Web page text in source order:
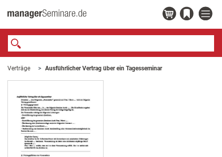
Verträge Ausführlicher Vertrag über ein Tagesseminar